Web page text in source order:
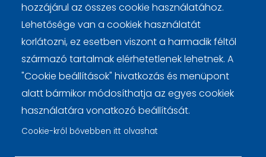
hozzájárul az összes cookie használatához.
Lehetősége van a cookiek használatát
korlátozni, ez esetben viszont a harmadik féltől
származó tartalmak elérhetetlenek lehetnek. A
"Cookie beállítások" hivatkozás és menüpont
alatt bármikor módosíthatja az egyes cookiek
használatára vonatkozó beállítását.
Cookie-król bővebben itt olvashat
LáblécCookie beállítások Cookie kezelési tájékoztató